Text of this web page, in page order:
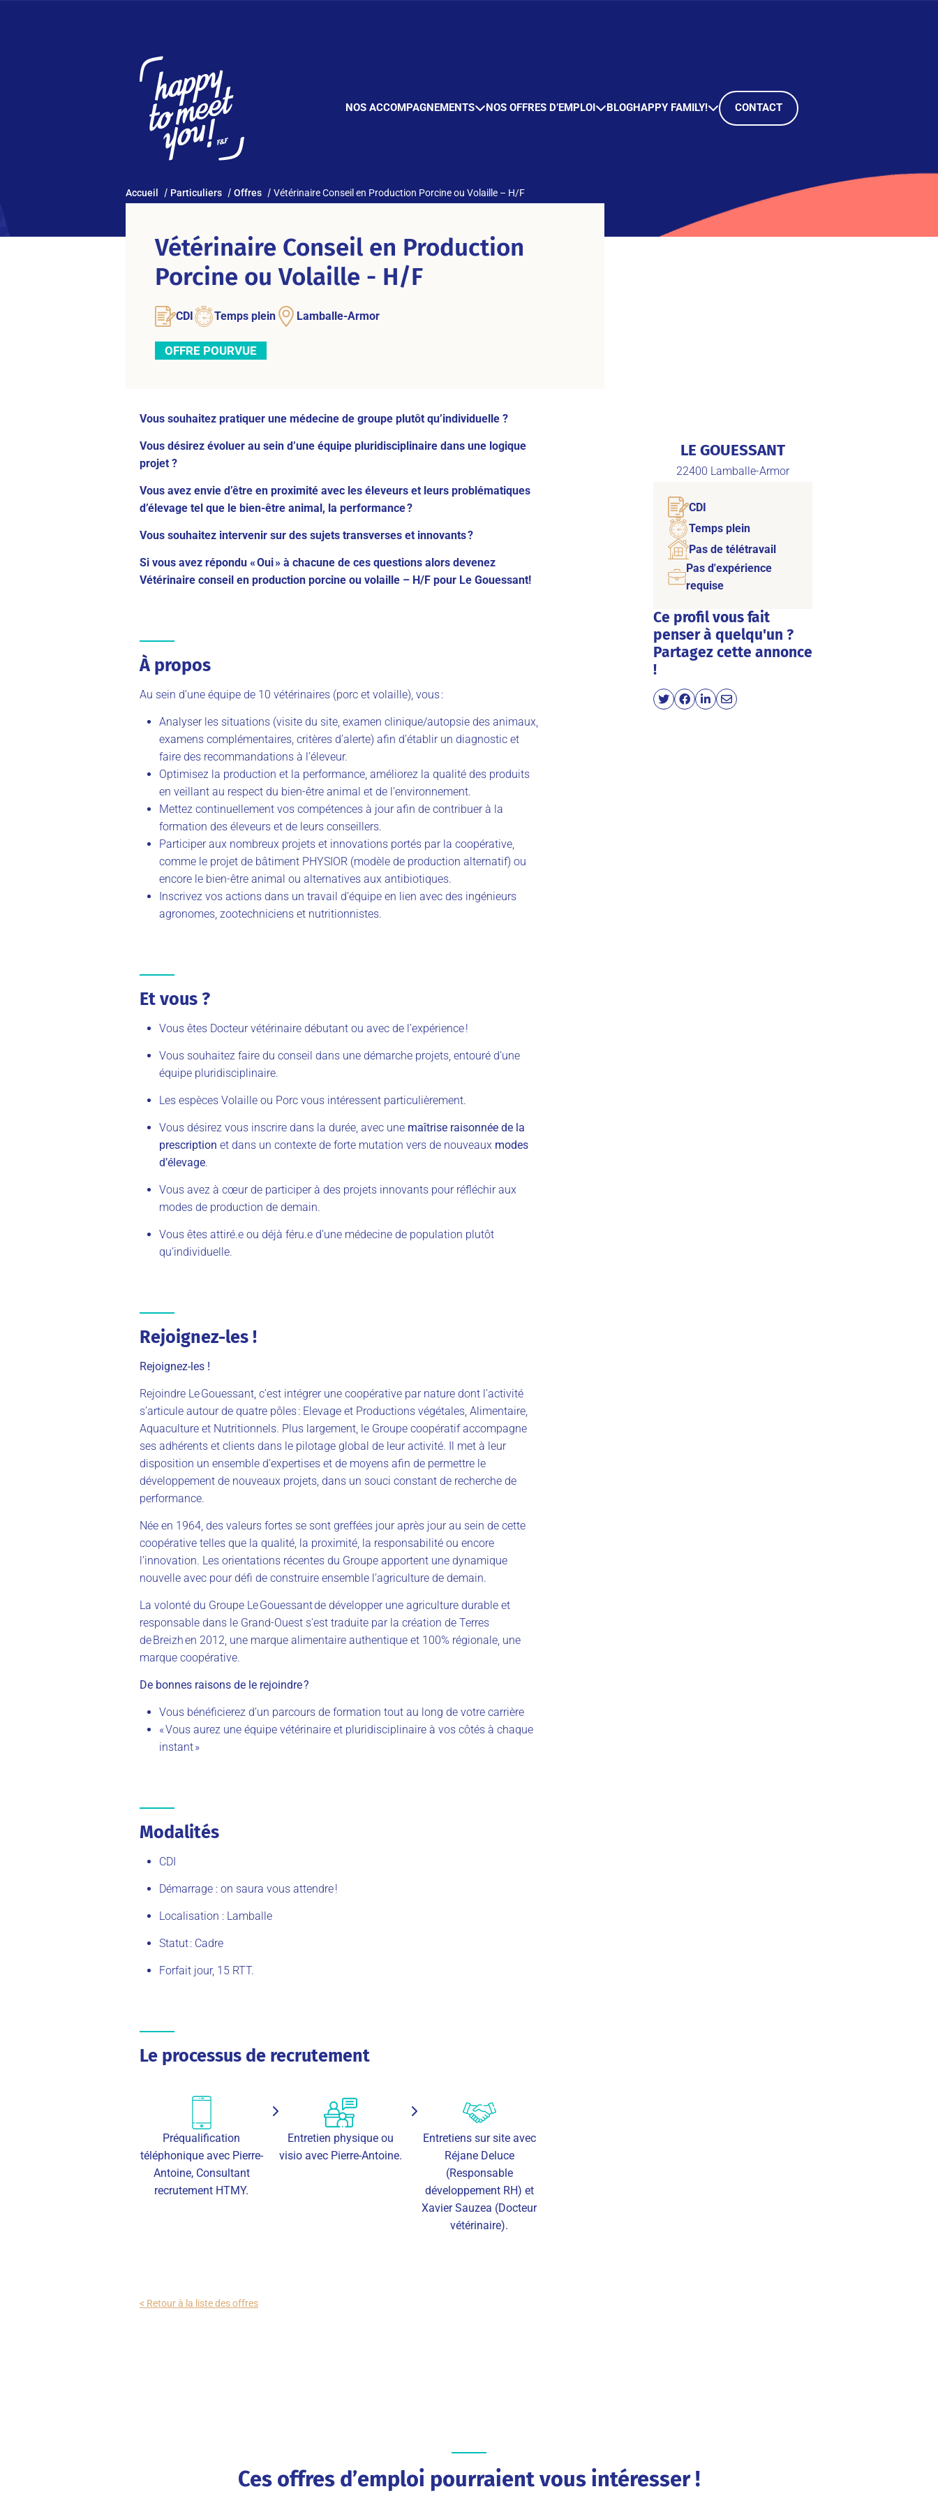
NOS ACCOMPAGNEMENTS NOS OFFRES D’EMPLOI BLOGHAPPY FAMILY! CONTACT
Accueil Particuliers Offres Vétérinaire Conseil en Production Porcine ou Volaille – H/F
Vétérinaire Conseil en Production
Porcine ou Volaille - H/F
CDI Temps plein Lamballe-Armor
OFFRE POURVUE
Vous souhaitez pratiquer une médecine de groupe plutôt qu’individuelle ?
Vous désirez évoluer au sein d’une équipe pluridisciplinaire dans une logique
projet ?
Vous avez envie d’être en proximité avec les éleveurs et leurs problématiques
d’élevage tel que le bien-être animal, la performance ?
Vous souhaitez intervenir sur des sujets transverses et innovants ?
Si vous avez répondu « Oui » à chacune de ces questions alors devenez
Vétérinaire conseil en production porcine ou volaille – H/F pour Le Gouessant!
À propos
Au sein d’une équipe de 10 vétérinaires (porc et volaille), vous :
Analyser les situations (visite du site, examen clinique/autopsie des animaux,
examens complémentaires, critères d’alerte) afin d’établir un diagnostic et
faire des recommandations à l’éleveur.
Optimisez la production et la performance, améliorez la qualité des produits
en veillant au respect du bien-être animal et de l’environnement.
Mettez continuellement vos compétences à jour afin de contribuer à la
formation des éleveurs et de leurs conseillers.
Participer aux nombreux projets et innovations portés par la coopérative,
comme le projet de bâtiment PHYSIOR (modèle de production alternatif) ou
encore le bien-être animal ou alternatives aux antibiotiques.
Inscrivez vos actions dans un travail d’équipe en lien avec des ingénieurs
agronomes, zootechniciens et nutritionnistes.
Et vous ?
Vous êtes Docteur vétérinaire débutant ou avec de l’expérience !
Vous souhaitez faire du conseil dans une démarche projets, entouré d’une
équipe pluridisciplinaire.
Les espèces Volaille ou Porc vous intéressent particulièrement.
Vous désirez vous inscrire dans la durée, avec une maîtrise raisonnée de la
prescription et dans un contexte de forte mutation vers de nouveaux modes
d’élevage.
Vous avez à cœur de participer à des projets innovants pour réfléchir aux
modes de production de demain.
Vous êtes attiré.e ou déjà féru.e d’une médecine de population plutôt
qu’individuelle.
Rejoignez-les !
Rejoignez-les !
Rejoindre LeGouessant, c’est intégrer une coopérative par nature dont l’activité
s’articule autour de quatre pôles: Elevage et Productions végétales, Alimentaire,
Aquaculture et Nutritionnels. Plus largement, le Groupe coopératif accompagne
ses adhérents et clients dans le pilotage global de leur activité. Il met à leur
disposition un ensemble d’expertises et de moyens afin de permettre le
développement de nouveaux projets, dans un souci constant de recherche de
performance.
Née en 1964, des valeurs fortes se sont greffées jour après jour au sein de cette
coopérative telles que la qualité, la proximité, la responsabilité ou encore
l’innovation. Les orientations récentes du Groupe apportent une dynamique
nouvelle avec pour défi de construire ensemble l’agriculture de demain.
La volonté du Groupe LeGouessantde développer une agriculture durable et
responsable dans le Grand-Ouest s’est traduite par la création de Terres
deBreizhen 2012, une marque alimentaire authentique et 100% régionale, une
marque coopérative.
De bonnes raisons de le rejoindre?
Vous bénéficierez d’un parcours de formation tout au long de votre carrière
« Vous aurez une équipe vétérinaire et pluridisciplinaire à vos côtés à chaque
instant »
Modalités
CDI
Démarrage : on saura vous attendre!
Localisation : Lamballe
Statut: Cadre
Forfait jour, 15 RTT.
Le processus de recrutement
Préqualification
téléphonique avec Pierre-
Antoine, Consultant
recrutement HTMY.
Entretien physique ou
visio avec Pierre-Antoine.
Entretiens sur site avec
Réjane Deluce
(Responsable
développement RH) et
Xavier Sauzea (Docteur
vétérinaire).
< Retour à la liste des offres
LE GOUESSANT
22400 Lamballe-Armor
CDI
Temps plein
Pas de télétravail
Pas d'expérience
requise
Ce profil vous fait
penser à quelqu'un ?
Partagez cette annonce
!
Ces offres d’emploi pourraient vous intéresser !